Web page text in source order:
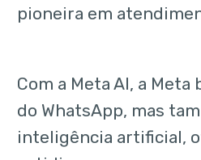
pioneira em
Com a Meta AI, a
do WhatsApp, mas
inteligência artificial,